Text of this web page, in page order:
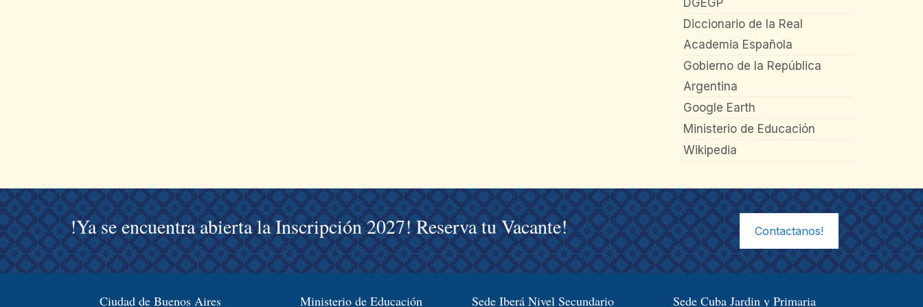
DGEGP
Diccionario de la Real
Academia Española
Gobierno de la República
Argentina
Google Earth
Ministerio de Educación
Wikipedia
!Ya se encuentra abierta la Inscripción 2027! Reserva tu Vacante! Contactanos!
Ciudad de Buenos Aires Ministerio de Educación Sede Iberá Nivel Secundario Sede Cuba Jardin y Primaria